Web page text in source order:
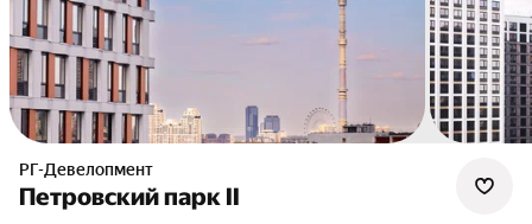
РГ-Девелопмент
Петровский парк II